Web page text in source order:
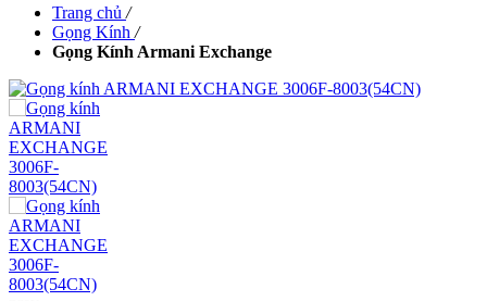
Trang chủ /
Gọng Kính /
Gọng Kính Armani Exchange